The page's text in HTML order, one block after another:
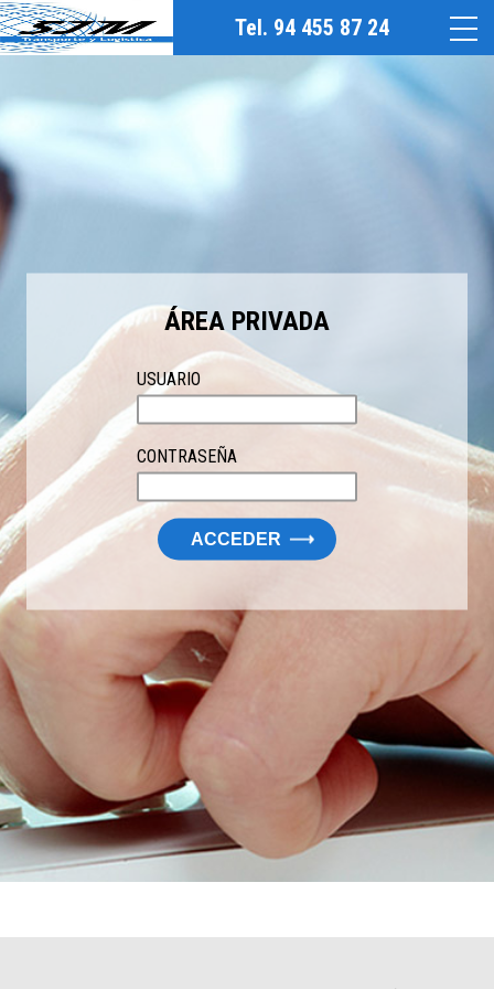
Tel. 94 455 87 24
ÁREA PRIVADA
USUARIO
CONTRASEÑA
ACCEDER